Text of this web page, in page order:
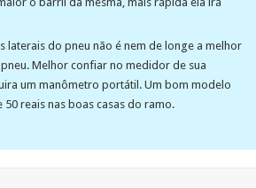
laterais do pneu não é nem de longe a melhor
Melhor confiar no medidor de sua
um manômetro portátil. Um bom modelo
reais nas boas casas do ramo.